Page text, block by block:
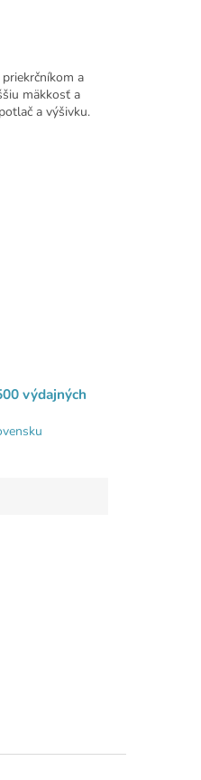
a
mäkkosť a
a výšivku.
výdajných